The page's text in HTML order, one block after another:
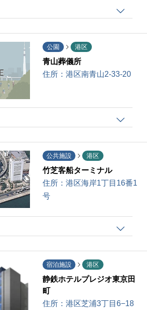
公園 港区
青山葬儀所
住所： 港区南青山2-33-20
公共施設 港区
竹芝客船ターミナル
住所： 港区海岸1丁目16番1
号
宿泊施設 港区
静鉄ホテルプレジオ東京田
町
住所： 港区芝浦3丁目6−18